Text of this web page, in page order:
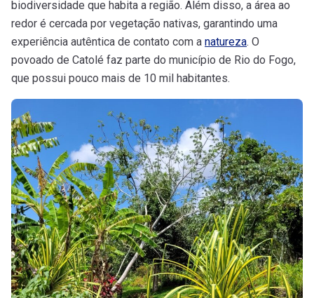
biodiversidade que habita a região. Além disso, a área ao
redor é cercada por vegetação nativas, garantindo uma
experiência autêntica de contato com a natureza. O
povoado de Catolé faz parte do município de Rio do Fogo,
que possui pouco mais de 10 mil habitantes.